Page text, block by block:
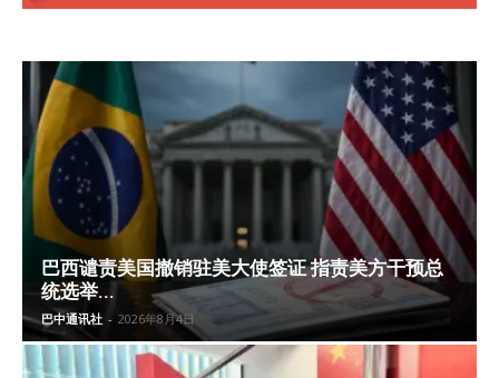
巴西谴责美国撤销驻美大使签证 指责美方干预总
统选举...
巴中通讯社 - 2026年8月4日